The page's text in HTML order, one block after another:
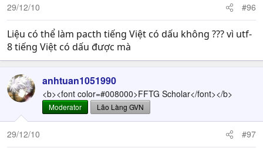
29/12/10 #96
Liệu có thể làm pacth tiếng Việt có dấu không ??? vì utf-
8 tiếng Việt có dấu được mà
anhtuan1051990
<b><font color=#008000>FFTG Scholar</font></b>
Moderator Lão Làng GVN
29/12/10 #97